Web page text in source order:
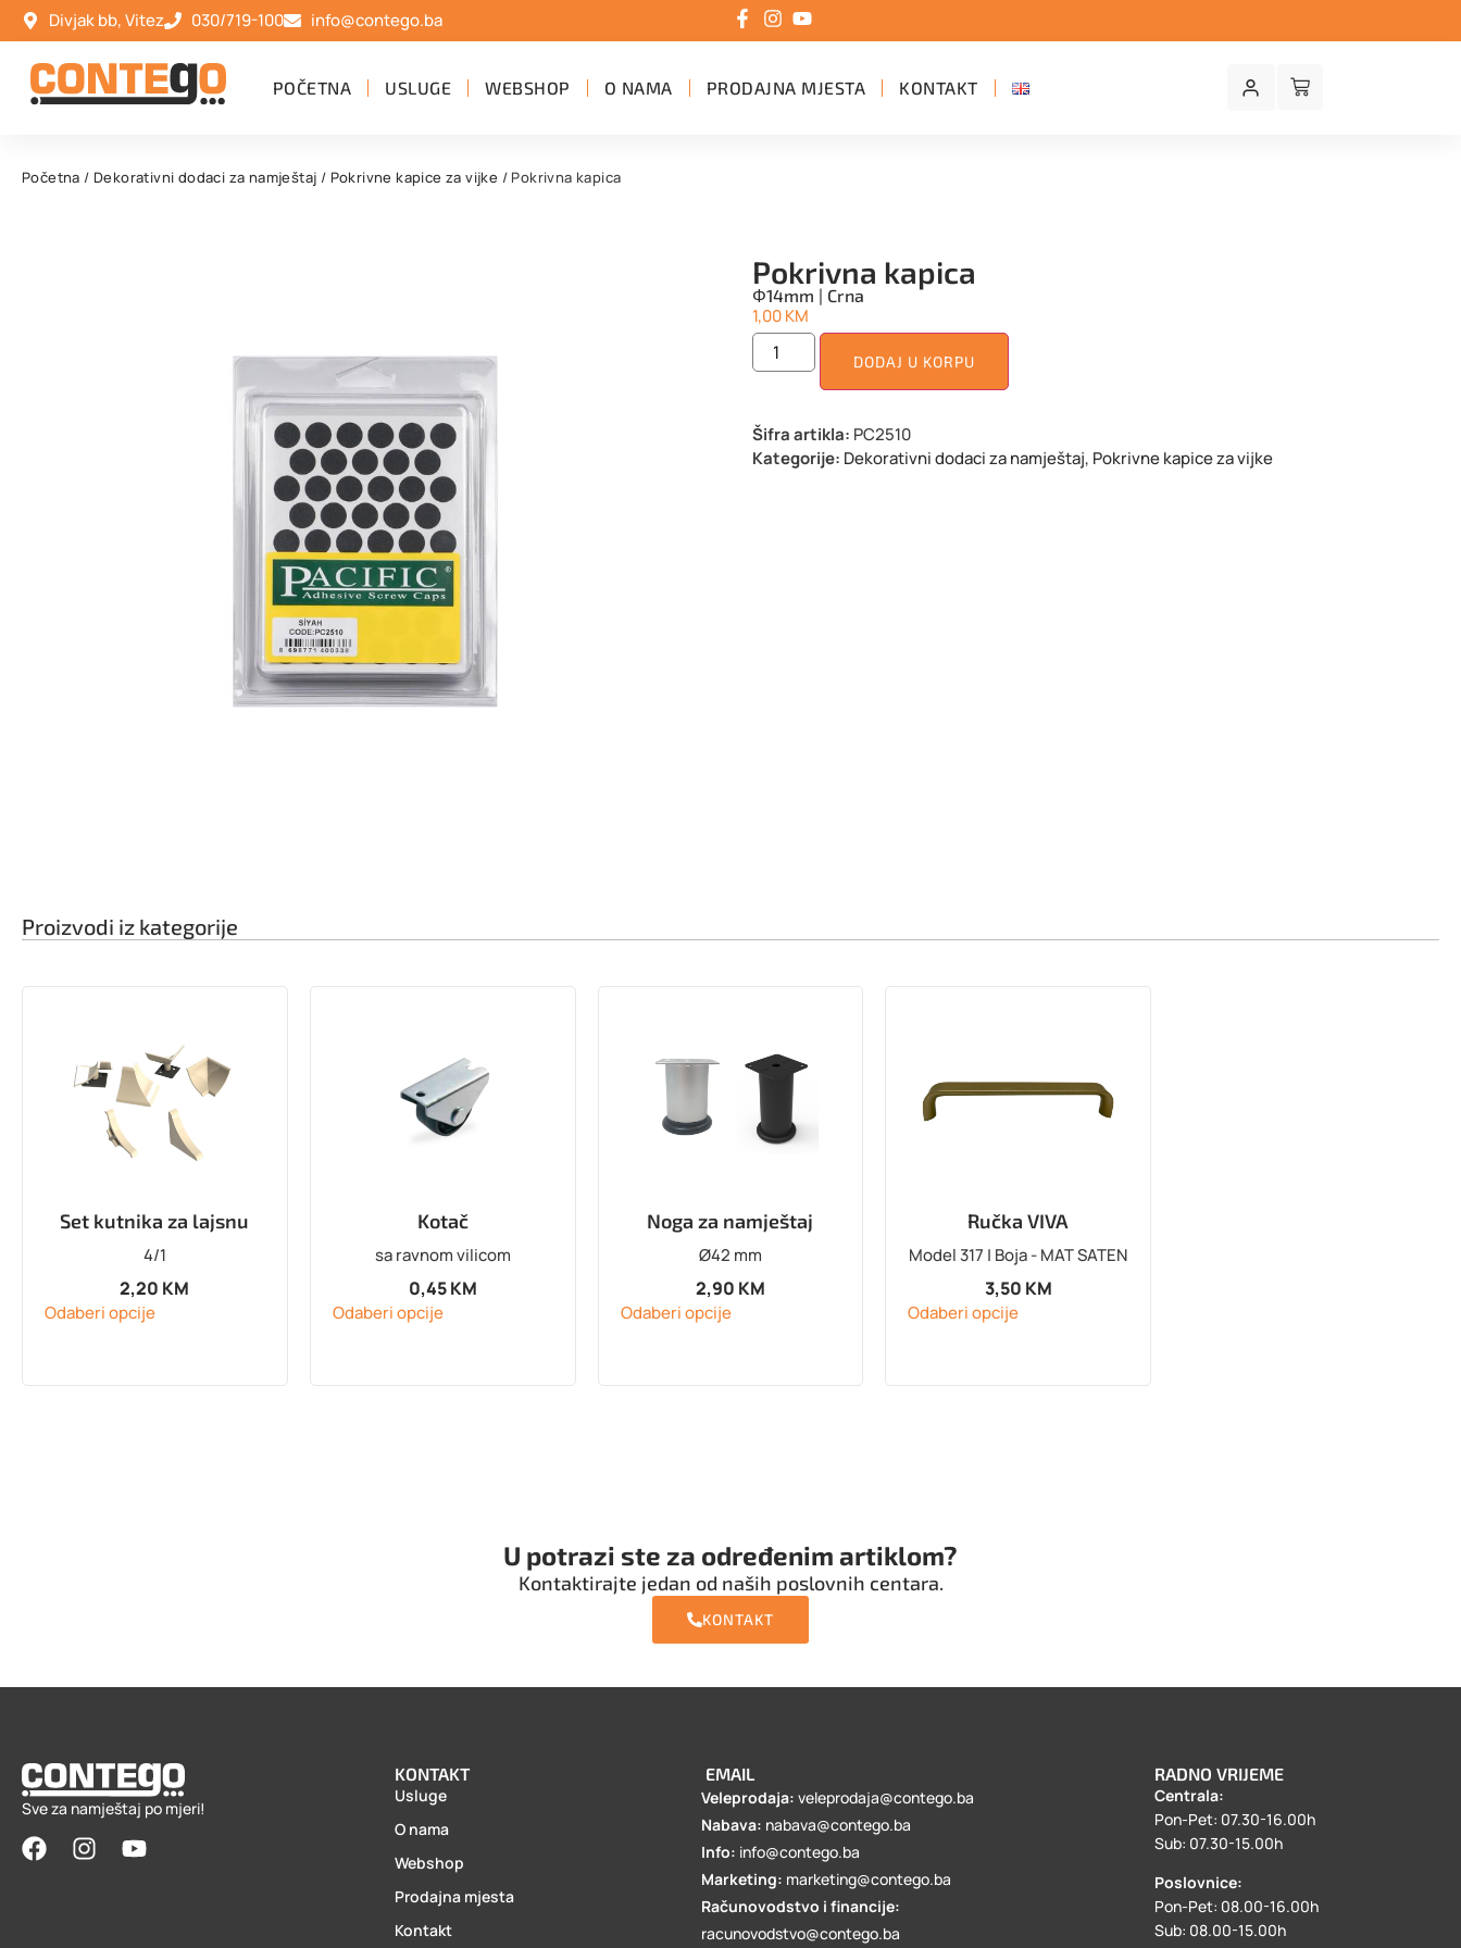
Divjak bb, Vitez 030/719-100 info@contego.ba
POČETNA USLUGE WEBSHOP O NAMA PRODAJNA MJESTA KONTAKT
Početna / Dekorativni dodaci za namještaj / Pokrivne kapice za vijke / Pokrivna kapica
Pokrivna kapica
Φ14mm | Crna
1,00KM
DODAJ U KORPU
Šifra artikla: PC2510
Kategorije: Dekorativni dodaci za namještaj, Pokrivne kapice za vijke
Proizvodi iz kategorije
Set kutnika za lajsnu
4/1
2,20 KM
Odaberi opcije
Kotač
sa ravnom vilicom
0,45KM
Odaberi opcije
Noga za namještaj
Ø42 mm
2,90 KM
Odaberi opcije
Ručka VIVA
Model 317 | Boja - MAT SATEN
3,50 KM
Odaberi opcije
U potrazi ste za određenim artiklom?
Kontaktirajte jedan od naših poslovnih centara.
KONTAKT
Sve za namještaj po mjeri!
KONTAKT
Usluge
O nama
Webshop
Prodajna mjesta
Kontakt
EMAIL
Veleprodaja:veleprodaja@contego.ba
Nabava: nabava@contego.ba
Info: info@contego.ba
Marketing: marketing@contego.ba
Računovodstvo i financije:
racunovodstvo@contego.ba
RADNO VRIJEME
Centrala:
Pon-Pet: 07.30-16.00h
Sub: 07.30-15.00h
Poslovnice:
Pon-Pet: 08.00-16.00h
Sub: 08.00-15.00h